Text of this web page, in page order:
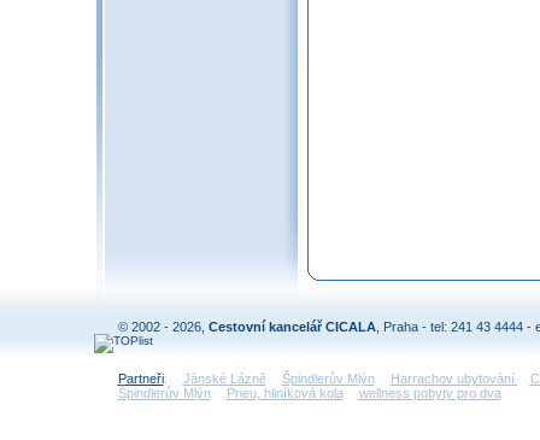
© 2002 - 2026, Cestovní kancelář CICALA , Praha - tel: 241 43 4444 -
Partneři: Jánské Lázně Špindlerův Mlýn Harrachov ubytování
Špindlerův Mlýn
Pneu, hliníková kola wellness pobyty pro dva